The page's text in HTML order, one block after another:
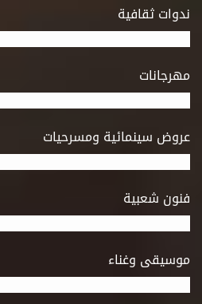
ندوات ثقافية
مهرجانات
عروض سينمائية ومسرحيات
فنون شعبية
موسيقى وغناء